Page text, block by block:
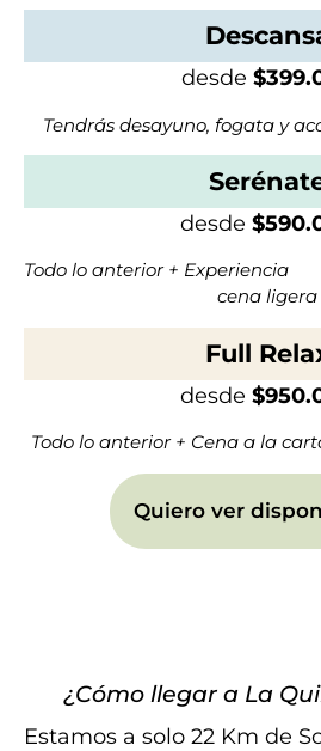
desde
Tendrás desayuno, fogata y
desde
Todo lo anterior + Experiencia
cena ligera
Full
desde
Todo lo anterior + Cena a la
Quiero ver
¿Cómo llegar a La
Estamos a solo 22 Km de